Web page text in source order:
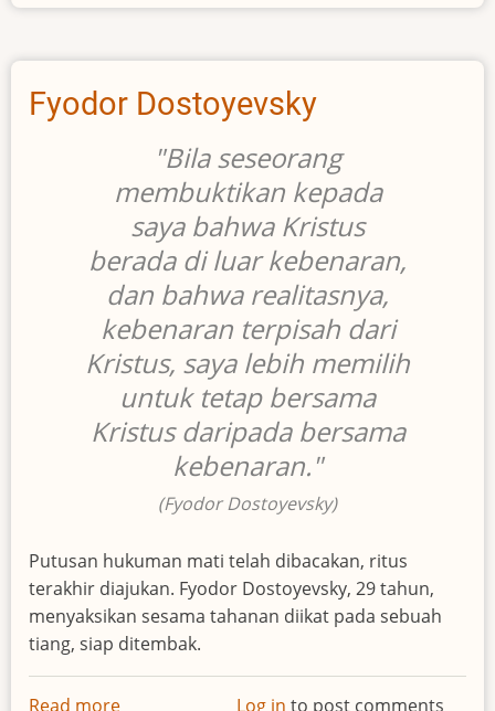
Tozer
Fyodor Dostoyevsky
"Bila seseorang
membuktikan kepada
saya bahwa Kristus
berada di luar kebenaran,
dan bahwa realitasnya,
kebenaran terpisah dari
Kristus, saya lebih memilih
untuk tetap bersama
Kristus daripada bersama
kebenaran."
(Fyodor Dostoyevsky)
Putusan hukuman mati telah dibacakan, ritus
terakhir diajukan. Fyodor Dostoyevsky, 29 tahun,
menyaksikan sesama tahanan diikat pada sebuah
tiang, siap ditembak.
Read more Log in to post comments